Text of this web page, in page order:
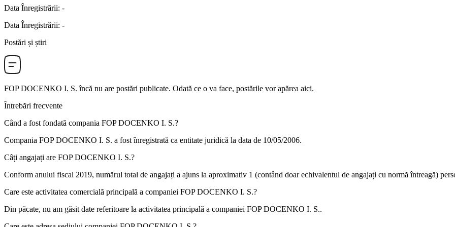
Data Înregistrării: -
Data Înregistrării: -
Postări și știri
FOP DOCENKO I. S. încă nu are postări publicate. Odată ce o va face, postările vor apărea aici.
Întrebări frecvente
Când a fost fondată compania FOP DOCENKO I. S.?
Compania FOP DOCENKO I. S. a fost înregistrată ca entitate juridică la data de 10/05/2006.
Câți angajați are FOP DOCENKO I. S.?
Conform anului fiscal 2019, numărul total de angajați a ajuns la aproximativ 1 (contând doar echivalentul de angajați cu normă întreagă)
Care este activitatea comercială principală a companiei FOP DOCENKO I. S.?
Din păcate, nu am găsit date referitoare la activitatea principală a companiei FOP DOCENKO I. S..